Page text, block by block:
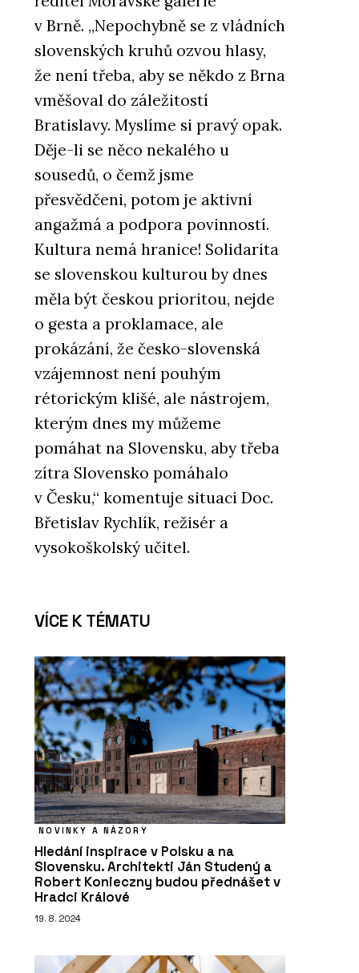
v Brně. „Nepochybně se z vládních
slovenských kruhů ozvou hlasy,
že není třeba, aby se někdo z Brna
vměšoval do záležitostí
Bratislavy. Myslíme si pravý opak.
Děje-li se něco nekalého u
sousedů, o čemž jsme
přesvědčeni, potom je aktivní
angažmá a podpora povinností.
Kultura nemá hranice! Solidarita
se slovenskou kulturou by dnes
měla být českou prioritou, nejde
o gesta a proklamace, ale
prokázání, že česko-slovenská
vzájemnost není pouhým
rétorickým klišé, ale nástrojem,
kterým dnes my můžeme
pomáhat na Slovensku, aby třeba
zítra Slovensko pomáhalo
v Česku,“ komentuje situaci Doc.
Břetislav Rychlík, režisér a
vysokoškolský učitel.
VÍCE K TÉMATU
NOVINKY A NÁZORY
Hledání inspirace v Polsku a na
Slovensku. Architekti Ján Studený a
Robert Konieczny budou přednášet v
Hradci Králové
19. 8. 2024